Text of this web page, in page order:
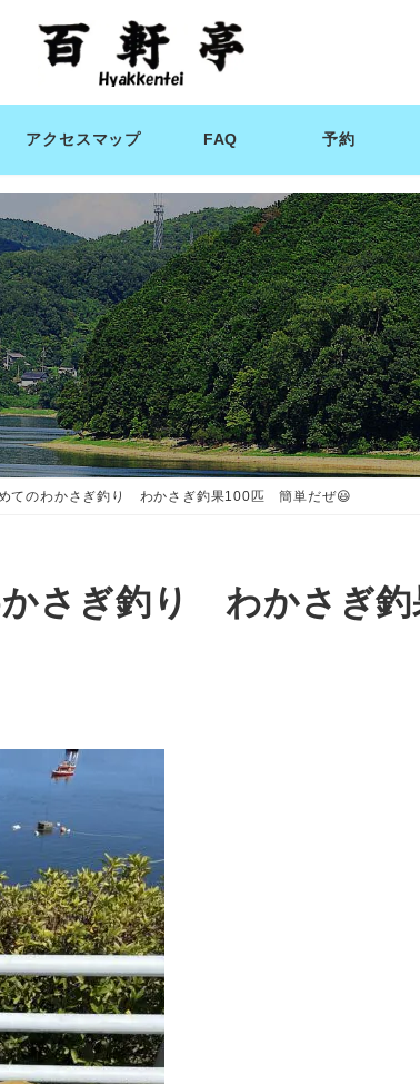
アクセスマップ FAQ 予約
のわかさぎ釣り わかさぎ釣果100匹 簡単だぜ😃
さぎ釣り わかさぎ